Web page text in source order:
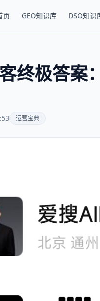
页 GEO知识库 DSO知识
终极答案
运营宝典